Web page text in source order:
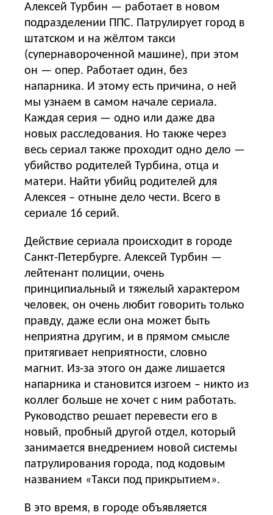
Алексей Турбин — работает в новом
подразделении ППС. Патрулирует город в
штатском и на жёлтом такси
(супернавороченной машине), при этом
он — опер. Работает один, без
напарника. И этому есть причина, о ней
мы узнаем в самом начале сериала.
Каждая серия — одно или даже два
новых расследования. Но также через
весь сериал также проходит одно дело —
убийство родителей Турбина, отца и
матери. Найти убийц родителей для
Алексея – отныне дело чести. Всего в
сериале 16 серий.
Действие сериала происходит в городе
Санкт-Петербурге. Алексей Турбин —
лейтенант полиции, очень
принципиальный и тяжелый характером
человек, он очень любит говорить только
правду, даже если она может быть
неприятна другим, и в прямом смысле
притягивает неприятности, словно
магнит. Из-за этого он даже лишается
напарника и становится изгоем – никто из
коллег больше не хочет с ним работать.
Руководство решает перевести его в
новый, пробный другой отдел, который
занимается внедрением новой системы
патрулирования города, под кодовым
названием «Такси под прикрытием».
В это время, в городе объявляется